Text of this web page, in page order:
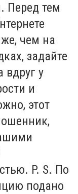
Перед тем
чем на
задайте
вдруг у
и
этот
P. S. По
подано